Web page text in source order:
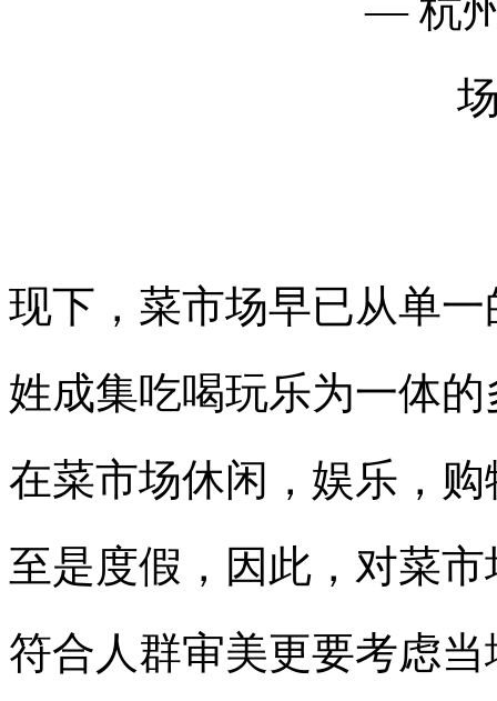
现下，菜市场早已从单
姓成集吃喝玩乐为一体
在菜市场休闲，娱乐，
至是度假，因此，对菜
符合人群审美更要考虑